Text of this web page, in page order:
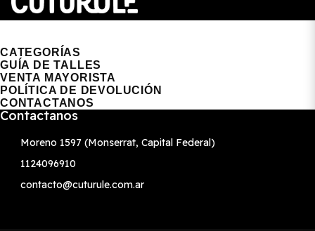
CATEGORÍAS
GUÍA DE TALLES
VENTA MAYORISTA
POLÍTICA DE DEVOLUCIÓN
CONTACTANOS
Contactanos
Moreno 1597 (Monserrat, Capital Federal)
1124096910
contacto@cuturule.com.ar